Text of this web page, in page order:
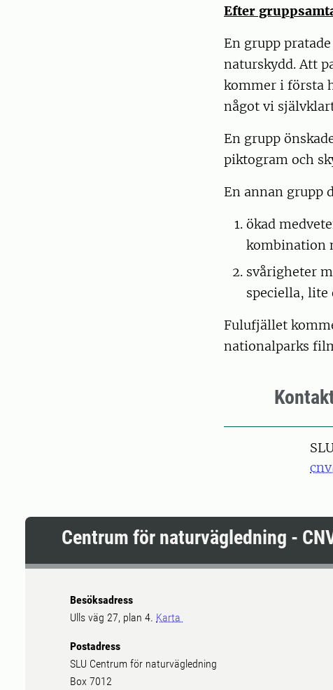
Efter
En grupp
naturskydd. Att
kommer i första
något vi
En grupp
piktogram och
En annan grupp
ökad
kombination
svårigheter
speciella, lite
Fulufjället
nationalparks
Centrum för naturvägledning -
Besöksadress
Ulls väg 27, plan 4. Karta
Postadress
SLU Centrum för naturvägledning
Box 7012